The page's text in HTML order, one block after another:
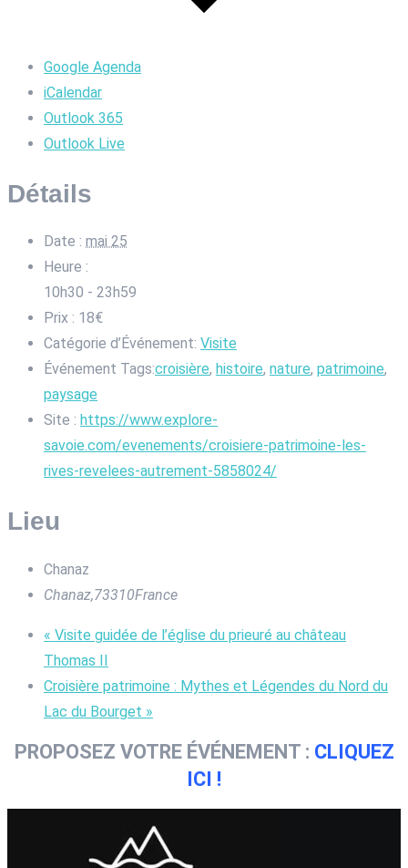
Google Agenda
iCalendar
Outlook 365
Outlook Live
Détails
Date : mai 25
Heure :
10h30 - 23h59
Prix : 18€
Catégorie d’Événement: Visite
Événement Tags:croisière, histoire, nature, patrimoine,
paysage
Site : https://www.explore-
savoie.com/evenements/croisiere-patrimoine-les-
rives-revelees-autrement-5858024/
Lieu
Chanaz
Chanaz,73310France
« Visite guidée de l’église du prieuré au château
Thomas II
Croisière patrimoine : Mythes et Légendes du Nord du
Lac du Bourget »
PROPOSEZ VOTRE ÉVÉNEMENT : CLIQUEZ
ICI !